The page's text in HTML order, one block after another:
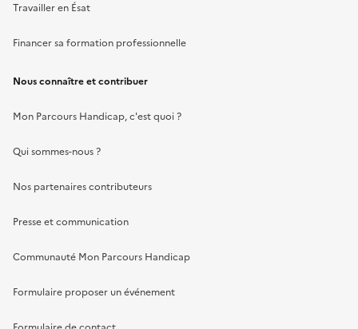
Travailler en Ésat
Financer sa formation professionnelle
Nous connaître et contribuer
Mon Parcours Handicap, c'est quoi ?
Qui sommes-nous ?
Nos partenaires contributeurs
Presse et communication
Communauté Mon Parcours Handicap
Formulaire proposer un événement